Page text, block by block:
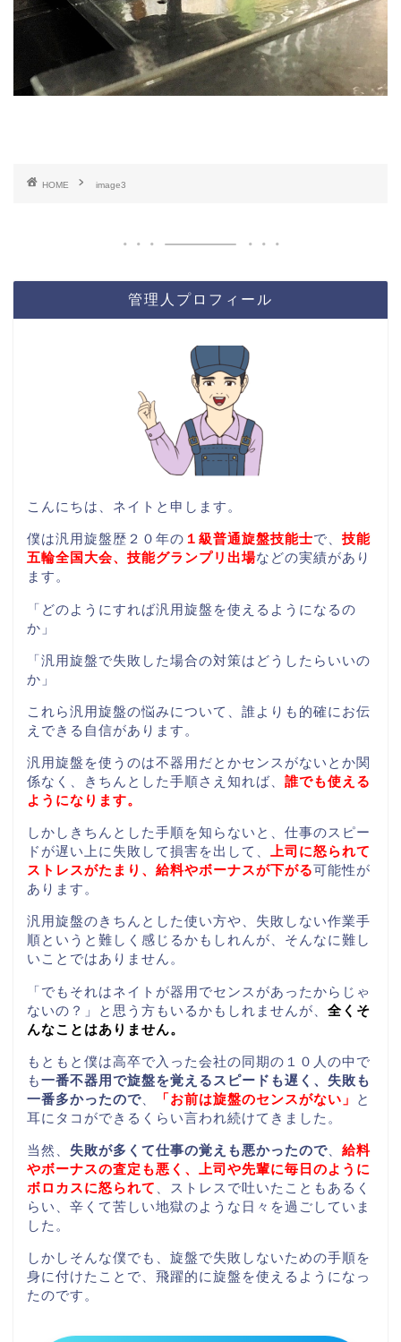
HOME image3
管理人プロフィール
こんにちは、ネイトと申します。
僕は汎用旋盤歴２０年の １級普通旋盤技能士で、 技能
五輪全国大会、技能グランプリ出場などの実績があり
ます。
「どのようにすれば汎用旋盤を使えるようになるの
か」
「汎用旋盤で失敗した場合の対策はどうしたらいいの
か」
これら汎用旋盤の悩みについて、誰よりも的確にお伝
えできる自信があります。
汎用旋盤を使うのは不器用だとかセンスがないとか関
係なく、きちんとした手順さえ知れば、 誰でも使える
ようになります。
しかしきちんとした手順を知らないと、仕事のスピー
ドが遅い上に失敗して損害を出して、
上司に怒られて
ストレスがたまり、給料やボーナスが下がる可能性が
あります。
汎用旋盤のきちんとした使い方や、失敗しない作業手
順というと難しく感じるかもしれんが、そんなに難し
いことではありません。
「でもそれはネイトが器用でセンスがあったからじゃ
ないの？」と思う方もいるかもしれませんが、 全くそ
んなことはありません。
もともと僕は高卒で入った会社の同期の１０人の中で
も一番不器用で旋盤を覚えるスピードも遅く、失敗も
一番多かったので
「お前は旋盤のセンスがない」
と
耳にタコができるくらい言われ続けてきました。
当然、 失敗が多くて仕事の覚えも悪かったので
給料
やボーナスの査定も悪く、上司や先輩に毎日のように
ボロカスに怒られて
、ストレスで吐いたこともあるく
らい、辛くて苦しい地獄のような日々を過ごしていま
した。
しかしそんな僕でも、旋盤で失敗しないための手順を
身に付けたことで、飛躍的に旋盤を使えるようになっ
たのです。